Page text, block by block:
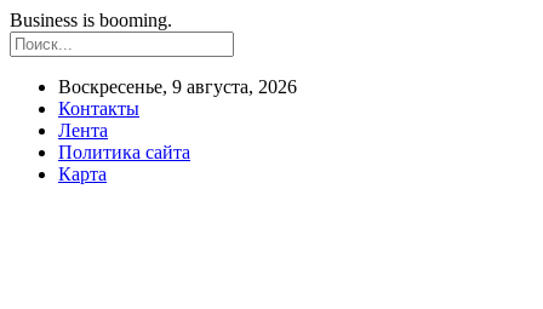
Business is booming.
Воскресенье, 9 августа, 2026
Контакты
Лента
Политика сайта
Карта